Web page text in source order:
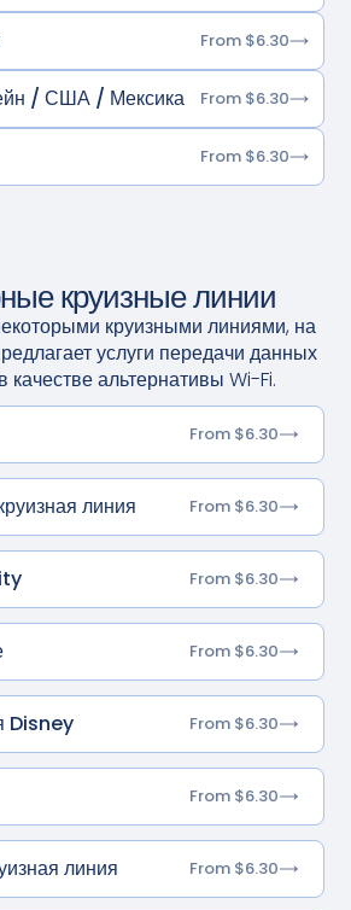
From $6.30
/ США / Мексика From $6.30
From $6.30
круизные линии
круизными линиями, на
услуги передачи данных
качестве альтернативы Wi-Fi.
From $6.30
линия From $6.30
From $6.30
From $6.30
Disney From $6.30
From $6.30
линия From $6.30